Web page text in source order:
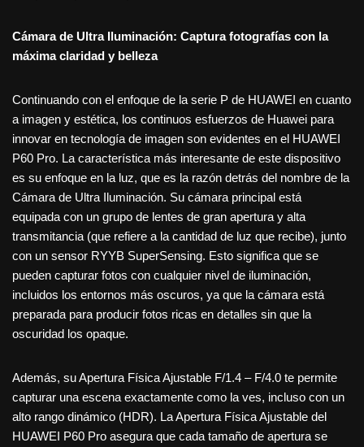
Cámara de Ultra Iluminación: Captura fotografías con la
máxima claridad y belleza
Continuando con el enfoque de la serie P de HUAWEI en cuanto
a imagen y estética, los continuos esfuerzos de Huawei para
innovar en tecnología de imagen son evidentes en el HUAWEI
P60 Pro. La característica más interesante de este dispositivo
es su enfoque en la luz, que es la razón detrás del nombre de la
Cámara de Ultra Iluminación. Su cámara principal está
equipada con un grupo de lentes de gran apertura y alta
transmitancia (que refiere a la cantidad de luz que recibe), junto
con un sensor RYYB SuperSensing. Esto significa que se
pueden capturar fotos con cualquier nivel de iluminación,
incluidos los entornos más oscuros, ya que la cámara está
preparada para producir fotos ricas en detalles sin que la
oscuridad los opaque.
Además, su Apertura Física Ajustable F/1.4 – F/4.0 te permite
capturar una escena exactamente como la ves, incluso con un
alto rango dinámico (HDR). La Apertura Física Ajustable del
HUAWEI P60 Pro asegura que cada tamaño de apertura se